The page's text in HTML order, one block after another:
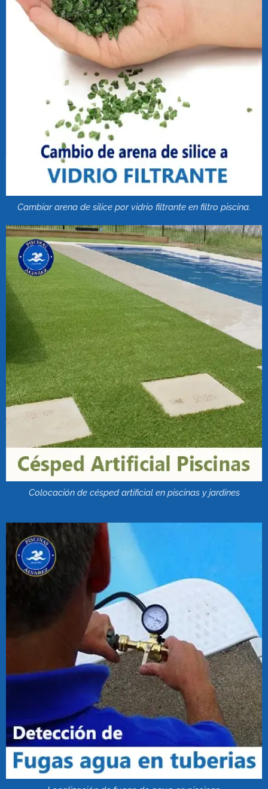
Cambiar arena de silice por vidrio filtrante en filtro piscina.
Colocación de césped artificial en piscinas y jardines